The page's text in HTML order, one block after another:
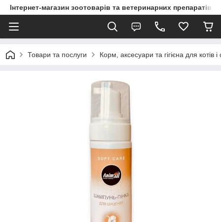
Інтернет-магазин зоотоварів та ветеринарних препаратів
Товари та послуги Корм, аксесуари та гігієна для котів і